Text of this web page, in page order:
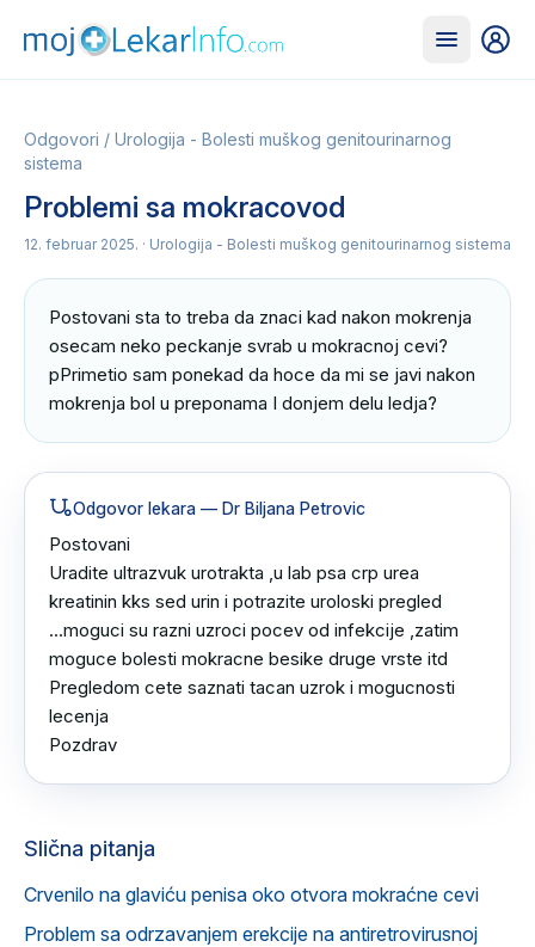
Odgovori / Urologija - Bolesti muškog genitourinarnog
sistema
Problemi sa mokracovod
12. februar 2025. · Urologija - Bolesti muškog genitourinarnog sistema
Postovani sta to treba da znaci kad nakon mokrenja
osecam neko peckanje svrab u mokracnoj cevi?
pPrimetio sam ponekad da hoce da mi se javi nakon
mokrenja bol u preponama I donjem delu ledja?
Odgovor lekara — Dr Biljana Petrovic
Postovani
Uradite ultrazvuk urotrakta ,u lab psa crp urea
kreatinin kks sed urin i potrazite uroloski pregled
...moguci su razni uzroci pocev od infekcije ,zatim
moguce bolesti mokracne besike druge vrste itd
Pregledom cete saznati tacan uzrok i mogucnosti
lecenja
Pozdrav
Slična pitanja
Crvenilo na glaviću penisa oko otvora mokraćne cevi
Problem sa odrzavanjem erekcije na antiretrovirusnoj